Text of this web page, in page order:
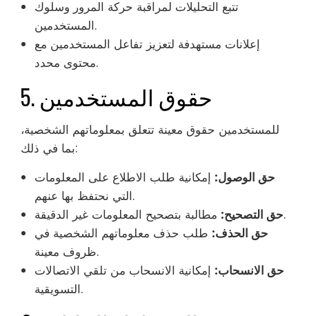
تتبع التحليلات لمراقبة حركة المرور وسلوك
المستخدمين.
إعلانات مستهدفة لتعزيز تفاعل المستخدمين مع
محتوى محدد.
5. حقوق المستخدمين
للمستخدمين حقوق معينة تتعلق بمعلوماتهم الشخصية،
بما في ذلك:
حق الوصول: إمكانية طلب الاطلاع على المعلومات
التي نحتفظ بها عنهم.
حق التصحيح:مطالبة بتصحيح المعلومات غير الدقيقة.
حق الحذف: طلب حذف معلوماتهم الشخصية في
ظروف معينة.
حق الانسحاب: إمكانية الانسحاب من تلقي الاتصالات
التسويقية.